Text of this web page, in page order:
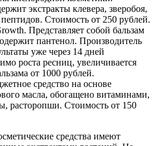
экстракты клевера, зверобоя,
Стоимость от 250 рублей.
Представляет собой бальзам
пантенол. Производитель
уже через 14 дней
роста ресниц, увеличивается
от 1000 рублей.
средство на основе
масла, обогащено витаминами,
расторопши. Стоимость от 150
средства имеют